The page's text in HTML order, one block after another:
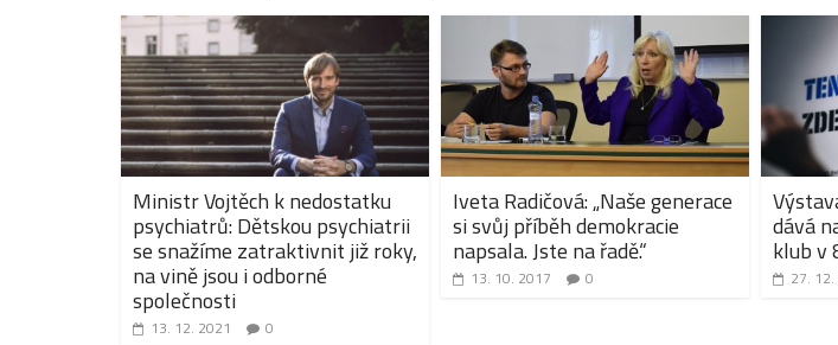
Ministr Vojtěch k nedostatku
psychiatrů: Dětskou psychiatrii
se snažíme zatraktivnit již roky,
na vině jsou i odborné
společnosti
13. 12. 2021 0
Iveta Radičová: „Naše generace
si svůj příběh demokracie
napsala. Jste na řadě.“
13. 10. 2017 0
dává
klub v
27.